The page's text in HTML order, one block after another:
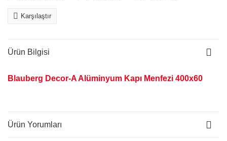
Karşılaştır
Ürün Bilgisi
Blauberg Decor-A Alüminyum Kapı Menfezi 400x60
Ürün Yorumları